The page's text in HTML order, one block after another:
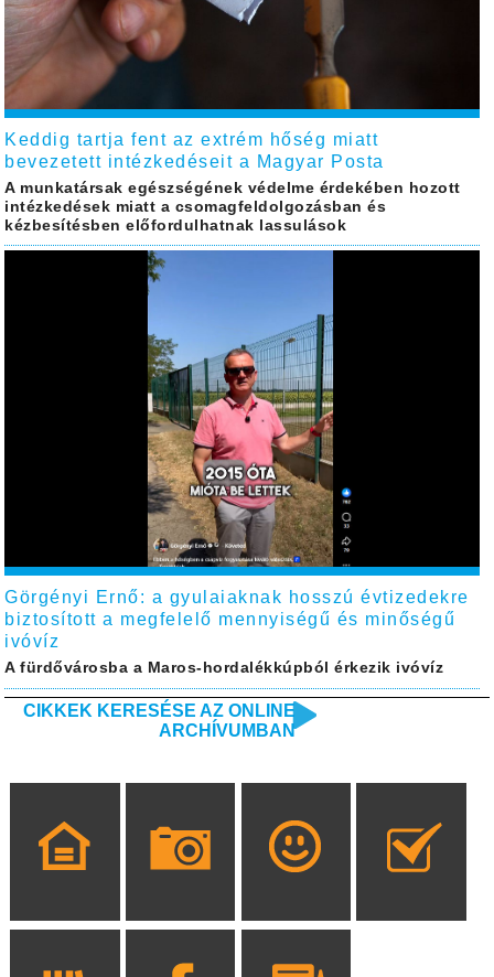
Keddig tartja fent az extrém hőség miatt
bevezetett intézkedéseit a Magyar Posta
A munkatársak egészségének védelme érdekében hozott
intézkedések miatt a csomagfeldolgozásban és
kézbesítésben előfordulhatnak lassulások
Görgényi Ernő: a gyulaiaknak hosszú évtizedekre
biztosított a megfelelő mennyiségű és minőségű
ivóvíz
A fürdővárosba a Maros-hordalékkúpból érkezik ivóvíz
CIKKEK KERESÉSE AZ ONLINE
ARCHÍVUMBAN